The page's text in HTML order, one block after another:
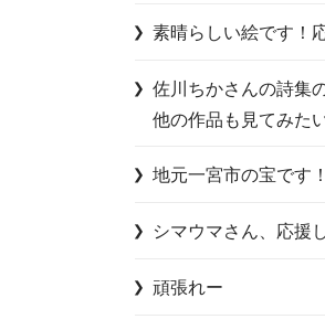
素晴らしい絵です！
佐川ちかさんの詩集
他の作品も見てみた
地元一宮市の宝です
シマウマさん、応援
頑張れー